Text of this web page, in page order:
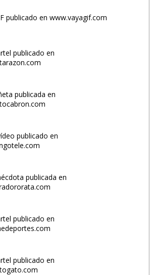
publicado en www.vayagif.com
publicado en
publicada en
publicado en
publicada en
publicado en
publicado en